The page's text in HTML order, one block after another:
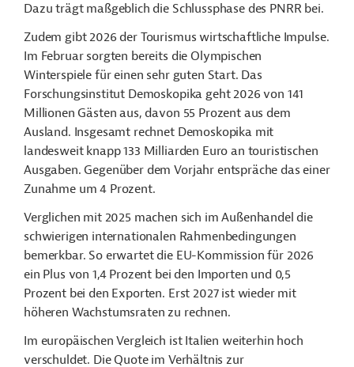
Dazu trägt maßgeblich die Schlussphase des PNRR bei.
Zudem gibt 2026 der Tourismus wirtschaftliche Impulse.
Im Februar sorgten bereits die Olympischen
Winterspiele für einen sehr guten Start. Das
Forschungsinstitut Demoskopika geht 2026 von 141
Millionen Gästen aus, davon 55 Prozent aus dem
Ausland. Insgesamt rechnet Demoskopika mit
landesweit knapp 133 Milliarden Euro an touristischen
Ausgaben. Gegenüber dem Vorjahr entspräche das einer
Zunahme um 4 Prozent.
Verglichen mit 2025 machen sich im Außenhandel die
schwierigen internationalen Rahmenbedingungen
bemerkbar. So erwartet die EU-Kommission für 2026
ein Plus von 1,4 Prozent bei den Importen und 0,5
Prozent bei den Exporten. Erst 2027 ist wieder mit
höheren Wachstumsraten zu rechnen.
Im europäischen Vergleich ist Italien weiterhin hoch
verschuldet. Die Quote im Verhältnis zur